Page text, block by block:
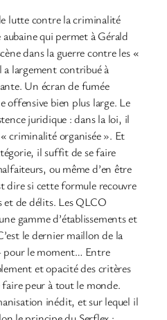
lutte contre la criminalité
qui permet à Gérald
dans la guerre contre les «
largement contribué à
Un écran de fumée
offensive bien plus large. Le
juridique : dans la loi, il
criminalité organisée ». Et
il suffit de se faire
ou même d’en être
dire si cette formule recouvre
et de délits. Les QLCO
gamme d’établissements et
le dernier maillon de la
pour le moment… Entre
et opacité des critères
peur à tout le monde.
inédit, et sur lequel il